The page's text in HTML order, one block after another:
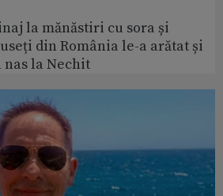
la mănăstiri cu sora și
din România le-a arătat și
nas la Nechit